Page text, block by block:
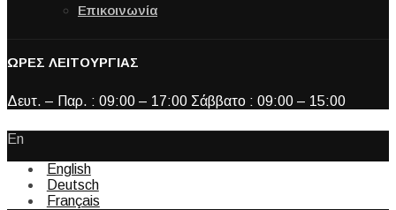
Επικοινωνία
ΩΡΕΣ ΛΕΙΤΟΥΡΓΙΑΣ
Δευτ. – Παρ. : 09:00 – 17:00 Σάββατο : 09:00 – 15:00
En
English
Deutsch
Français